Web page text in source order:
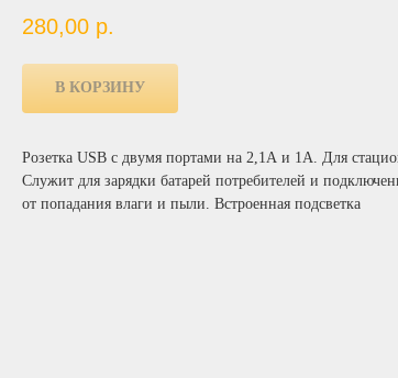
280,00 р.
В КОРЗИНУ
Розетка USB с двумя портами на 2,1А и 1А. Для
Служит для зарядки батарей потребителей и
от попадания влаги и пыли. Встроенная подсветка